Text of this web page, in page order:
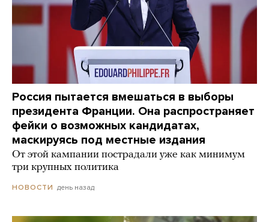
Россия пытается вмешаться в выборы
президента Франции. Она распространяет
фейки о возможных кандидатах,
маскируясь под местные издания
От этой кампании пострадали уже как минимум
три крупных политика
НОВОСТИ день назад